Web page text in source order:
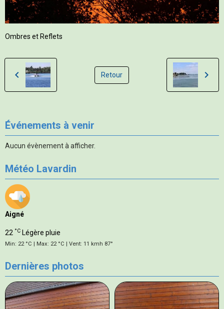
Ombres et Reflets
Retour
Événements à venir
Aucun évènement à afficher.
Météo Lavardin
Aigné
22 °C Légère pluie
Min: 22 °C | Max: 22 °C | Vent: 11 kmh 87°
Dernières photos